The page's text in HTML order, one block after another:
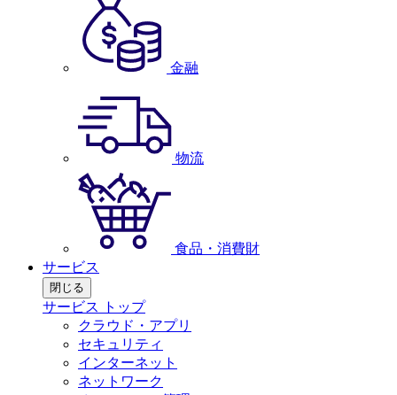
金融
物流
食品・消費財
サービス
閉じる
サービス トップ
クラウド・アプリ
セキュリティ
インターネット
ネットワーク